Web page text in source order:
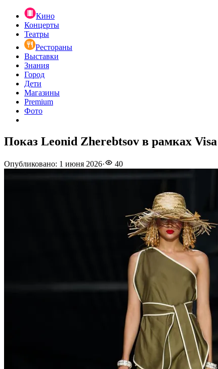
Кино
Концерты
Театры
Рестораны
Выставки
Знания
Город
Дети
Магазины
Premium
Фото
Показ Leonid Zherebtsov в рамках
Опубликовано: 1 июня 2026· 40